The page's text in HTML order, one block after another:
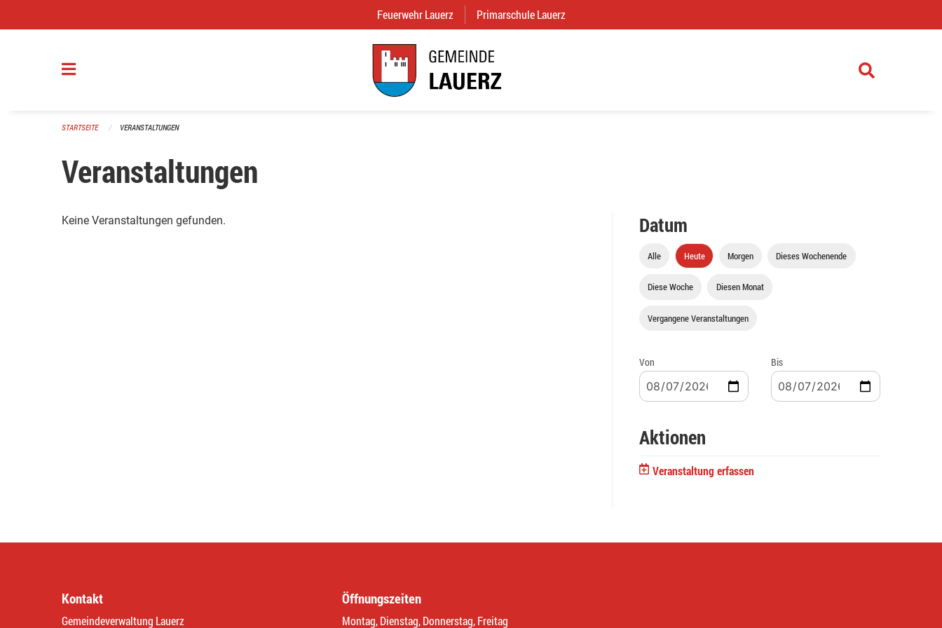
Feuerwehr Lauerz (External Link)
Primarschule Lauerz
STARTSEITE VERANSTALTUNGEN
Veranstaltungen
Keine Veranstaltungen gefunden. Datum
Alle Heute Morgen Dieses Wochenende
Diese Woche Diesen Monat
Vergangene Veranstaltungen
Von Bis
Aktionen
Veranstaltung erfassen
Kontakt
Gemeindeverwaltung Lauerz
Öffnungszeiten
Montag, Dienstag, Donnerstag, Freitag